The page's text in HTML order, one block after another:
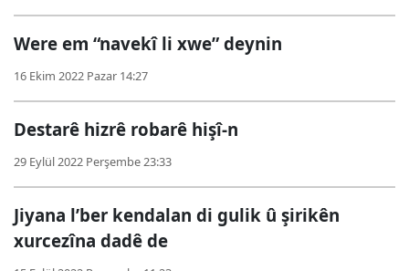
Were em “navekî li xwe” deynin
16 Ekim 2022 Pazar 14:27
Destarê hizrê robarê hişî-n
29 Eylül 2022 Perşembe 23:33
Jiyana l’ber kendalan di gulik û şirikên
xurcezîna dadê de